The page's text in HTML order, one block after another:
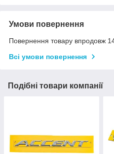
Умови повернення
Повернення товару впродовж
Всі умови повернення
Подібні товари компанії